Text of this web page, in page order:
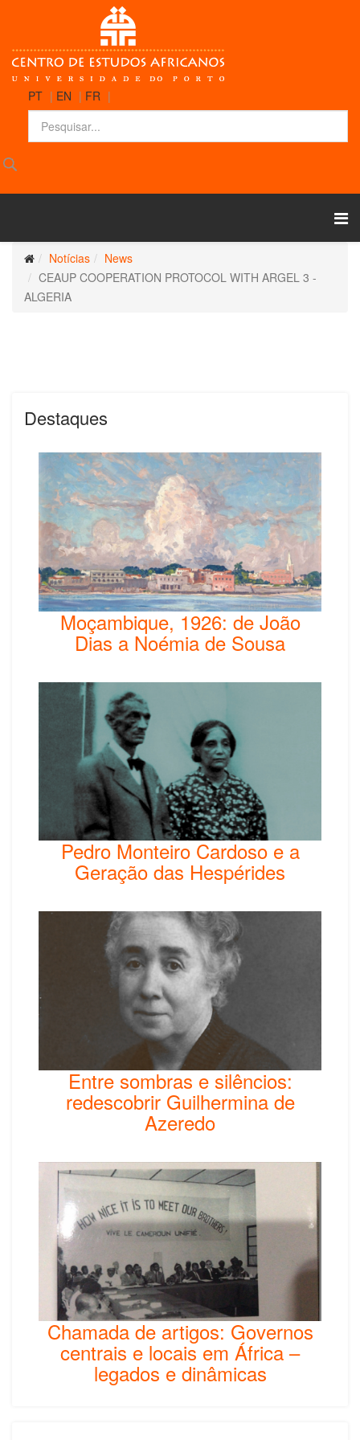
PT | EN | FR |
Notícias
News
CEAUP COOPERATION PROTOCOL WITH ARGEL 3 -
ALGERIA
Destaques
Moçambique, 1926: de João
Dias a Noémia de Sousa
Pedro Monteiro Cardoso e a
Geração das Hespérides
Entre sombras e silêncios:
redescobrir Guilhermina de
Azeredo
Chamada de artigos: Governos
centrais e locais em África –
legados e dinâmicas